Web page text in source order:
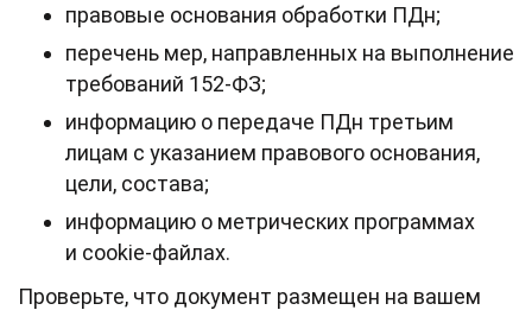
правовые основания обработки ПДн;
перечень мер, направленных на выполнение
требований 152-ФЗ;
информацию о передаче ПДн третьим
лицам с указанием правового основания,
цели, состава;
информацию о метрических программах
и cookie-файлах.
Проверьте, что документ размещен на вашем